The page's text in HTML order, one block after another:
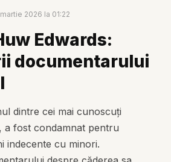
2026 la 01:22
Edwards:
documentarului
dintre cei mai cunoscuți
a fost condamnat pentru
indecente cu minori.